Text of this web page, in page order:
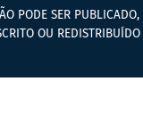
PODE SER
OU